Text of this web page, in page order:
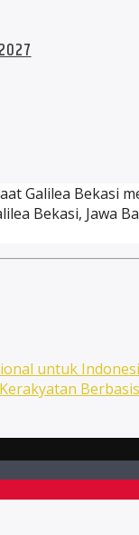
Galilea
Bekasi,
untuk